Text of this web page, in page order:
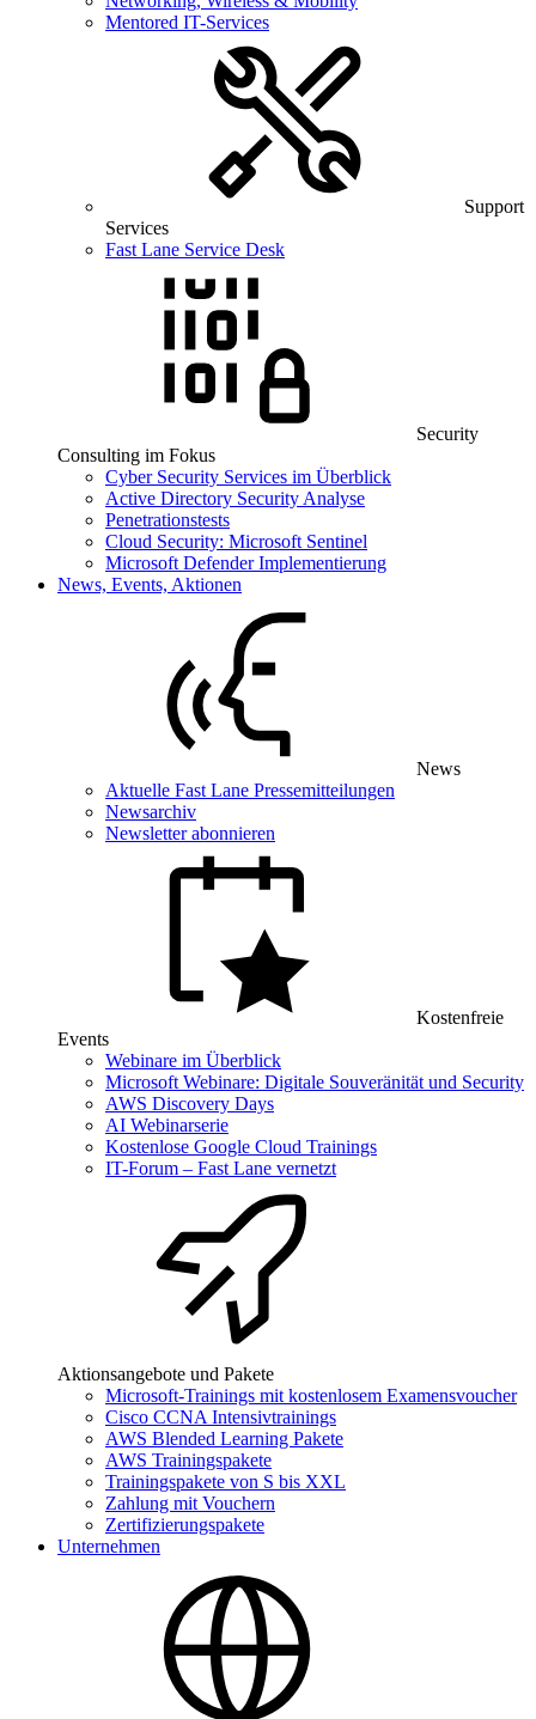
Mentored IT-Services
Support
Services
Fast Lane Service Desk
Security
Consulting im Fokus
Cyber Security Services im Überblick
Active Directory Security Analyse
Penetrationstests
Cloud Security: Microsoft Sentinel
Microsoft Defender Implementierung
News, Events, Aktionen
News
Aktuelle Fast Lane Pressemitteilungen
Newsarchiv
Newsletter abonnieren
Kostenfreie
Events
Webinare im Überblick
Microsoft Webinare: Digitale Souveränität und Security
AWS Discovery Days
AI Webinarserie
Kostenlose Google Cloud Trainings
IT-Forum – Fast Lane vernetzt
Aktionsangebote und Pakete
Microsoft-Trainings mit kostenlosem Examensvoucher
Cisco CCNA Intensivtrainings
AWS Blended Learning Pakete
AWS Trainingspakete
Trainingspakete von S bis XXL
Zahlung mit Vouchern
Zertifizierungspakete
Unternehmen